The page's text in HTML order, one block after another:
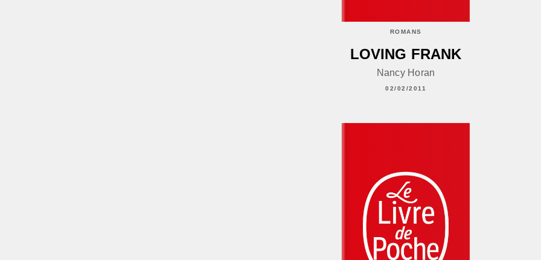
ROMANS
LOVING FRANK
Nancy Horan
02/02/2011